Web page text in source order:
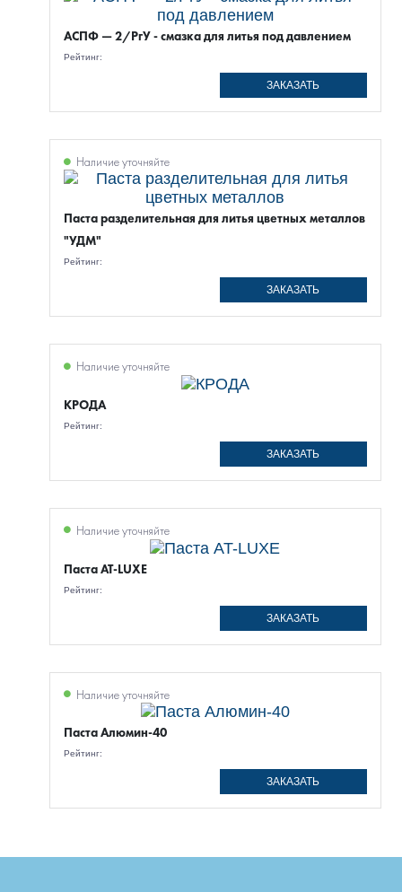
АСПФ — 2/РгУ - смазка для литья под давлением
Рейтинг:
ЗАКАЗАТЬ
Наличие уточняйте
Паста разделительная для литья цветных металлов
"УДМ"
Рейтинг:
ЗАКАЗАТЬ
Наличие уточняйте
КРОДА
Рейтинг:
ЗАКАЗАТЬ
Наличие уточняйте
Паста AT-LUXE
Рейтинг:
ЗАКАЗАТЬ
Наличие уточняйте
Паста Алюмин-40
Рейтинг:
ЗАКАЗАТЬ